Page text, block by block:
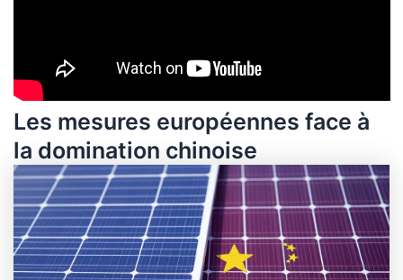
Les mesures européennes face à
la domination chinoise